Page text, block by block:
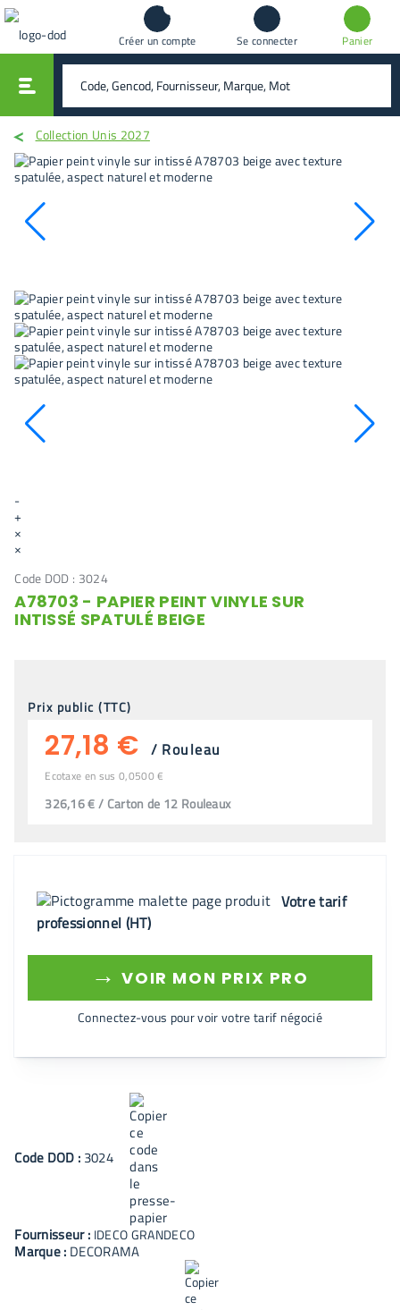
Créer un compte Se connecter Panier
rechercher
Collection Unis 2027
-
+
×
×
Code DOD : 3024
A78703 - PAPIER PEINT VINYLE SUR
INTISSÉ SPATULÉ BEIGE
Prix public (TTC)
27,18 € / Rouleau
Ecotaxe en sus 0,0500 €
326,16 € / Carton de 12 Rouleaux
Votre tarif
professionnel (HT)
→ VOIR MON PRIX PRO
Connectez-vous pour voir votre tarif négocié
Code DOD : 3024
Fournisseur : IDECO GRANDECO
Marque : DECORAMA